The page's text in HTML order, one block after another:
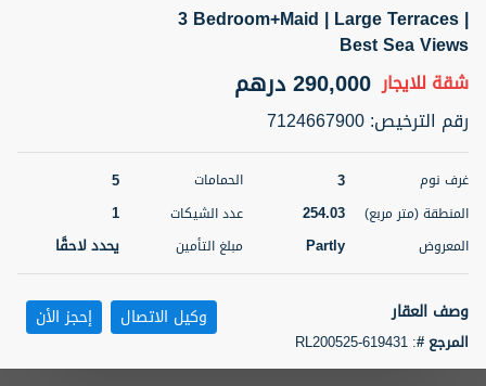
ELBRUS TOWER UNIT 2701 ON RENT
شقة للإيجار 95,000 درهم
سرير
1
71.39
مفروش/ ة 2
اسم الوسيط
ABDEMANAF EQBALBHAI KHANBHAI
KHANBHAI EQBALBHAI SIRAJUDDIN
أتصل
الأن
5 أشهر +
3 Bedroom+Maid | Large Terraces |
Best Sea Views
شقة للايجار 290,000 درهم
رقم الترخيص:
7124667900
غرف نوم 3 الحمامات 5
المنطقة (متر مربع) 254.03 عدد الشيكات 1
المعروض Partly مبلغ التأمين يحدد لاحقًا
وصف العقار
المرجع #:
RL200525-619431
وكيل الاتصال إحجز الأن تصفية المفضلة خريطة